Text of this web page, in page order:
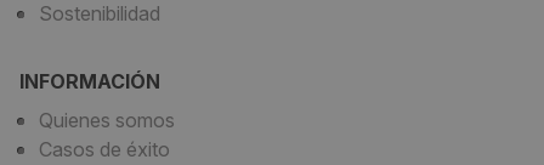
Sostenibilidad
INFORMACIÓN
Quienes somos
Casos de éxito